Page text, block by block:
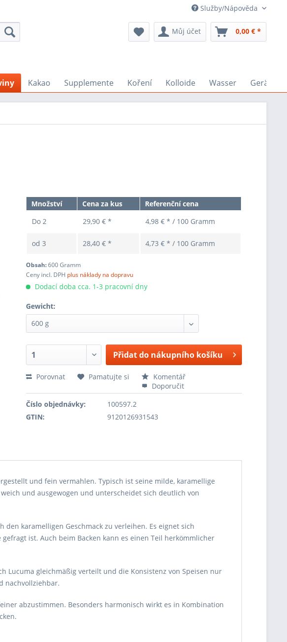
Služby/Nápověda
Můj účet 0,00 € *
Kakao Supplemente Koření Kolloide Wasser Geräte
Množství Cena za kus
Referenční cena
Do2 29,90 € * 4,98 € * / 100 Gramm
od3 28,40 € * 4,73 € * / 100 Gramm
Obsah:600 Gramm
Ceny incl. DPH plus náklady na dopravu
Dodací doba cca. 1-3 pracovní dny
Gewicht:
Přidat do nákupního košíku
Porovnat Pamatujte si
Komentář
Doporučit
Číslo objednávky:
100597.2
GTIN:
9120126931543
und fein vermahlen. Typisch ist seine milde, karamellige
und ausgewogen und unterscheidet sich deutlich von
karamelligen Geschmack zu verleihen. Es eignet sich
ist. Auch beim Backen kann es einen Teil herkömmlicher
Lucuma gleichmäßig verteilt und die Konsistenz von Speisen nur
nachvollziehbar.
abzustimmen. Besonders harmonisch wirkt es in Kombination